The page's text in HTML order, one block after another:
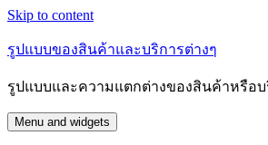
Skip to content
รูปแบบของสินค้าและบริการต่างๆ
รูปแบบและความแตกต่างของสินค้าหรือบ
Menu and widgets